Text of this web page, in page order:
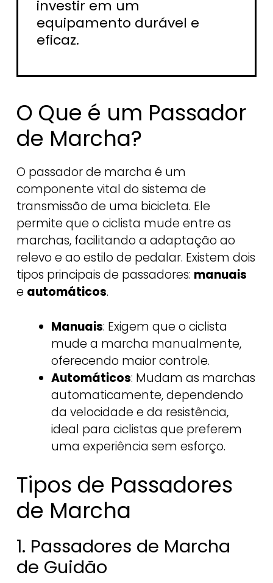
investir em um
equipamento durável e
eficaz.
O Que é um Passador
de Marcha?
O passador de marcha é um
componente vital do sistema de
transmissão de uma bicicleta. Ele
permite que o ciclista mude entre as
marchas, facilitando a adaptação ao
relevo e ao estilo de pedalar. Existem dois
tipos principais de passadores: manuais
e automáticos.
Manuais: Exigem que o ciclista
mude a marcha manualmente,
oferecendo maior controle.
Automáticos: Mudam as marchas
automaticamente, dependendo
da velocidade e da resistência,
ideal para ciclistas que preferem
uma experiência sem esforço.
Tipos de Passadores
de Marcha
1. Passadores de Marcha
de Guidão